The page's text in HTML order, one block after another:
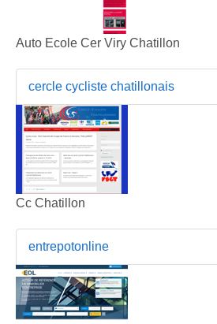
Auto Ecole Cer Viry Chatillon
cercle cycliste chatillonais
Cc Chatillon
entrepotonline